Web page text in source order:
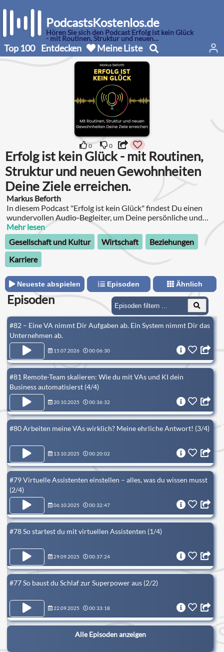
PodcastsKostenlos.de
Hören Sie sich den Podcast Erfolg ist kein Glück
- mit Routinen, Struktur und neuen
Gewohnheiten Deine Ziele erreichen. an
Top 100 Entdecken Meine Liste
0 0
Erfolg ist kein Glück - mit Routinen,
Struktur und neuen Gewohnheiten
Deine Ziele erreichen.
Markus Beforth
In diesem Podcast "Erfolg ist kein Glück" findest Du einen
wundervollen Audio-Begleiter, um Deine persönliche und
berufliche Entwicklung zu beschleunigen.
Mehr lesen
Gesellschaft und Kultur
Wirtschaft
Beziehungen
Karriere
Neueste abspielen Episoden Ähnlich
Episoden
#82 – Eine VA nimmt Dir Aufgaben ab. Ein System nimmt Dir das
Unternehmen ab.
15.07.2026 00:06:30
#81 Remote-Team skalieren: Wie du mit VAs und KI dein
Business automatisierst (4/4)
20.10.2025 00:36:32
#80 Arbeiten meine VAs wirklich? Meine ehrliche Antwort! (3/4)
13.10.2025 00:20:02
#79 Virtuelle Assistenten einstellen – alles, was du wissen musst
(2/4)
06.10.2025 00:32:47
#78 So startest du mit virtuellen Assistenten (1/4)
29.09.2025 00:37:24
#77 So baust du Schlaf zur Superpower aus (2/2)
22.09.2025 00:33:18
Alle Episoden anzeigen